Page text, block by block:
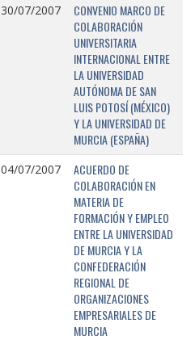
30/07/2007
CONVENIO MARCO DE
COLABORACIÓN
UNIVERSITARIA
INTERNACIONAL ENTRE
LA UNIVERSIDAD
AUTÓNOMA DE SAN
LUIS POTOSÍ (MÉXICO)
Y LA UNIVERSIDAD DE
MURCIA (ESPAÑA)
04/07/2007
ACUERDO DE
COLABORACIÓN EN
MATERIA DE
FORMACIÓN Y EMPLEO
ENTRE LA UNIVERSIDAD
DE MURCIA Y LA
CONFEDERACIÓN
REGIONAL DE
ORGANIZACIONES
EMPRESARIALES DE
MURCIA